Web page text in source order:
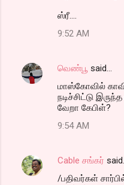
ஸ்ரீ....
9:52 AM
வெண்பூ said…
மாஸ்கோவில்
நடிச்சிட்டு
வேறா கேபிள்?
9:54 AM
Cable சங்கர் said…
/பதிவர்கள்